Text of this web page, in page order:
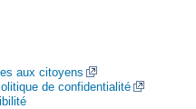
aux citoyens
de confidentialité